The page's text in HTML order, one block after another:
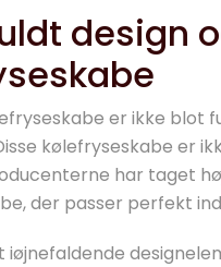
design
er ikke blot
kølefryseskabe er
har taget
der passer perfekt
iøjnefaldende